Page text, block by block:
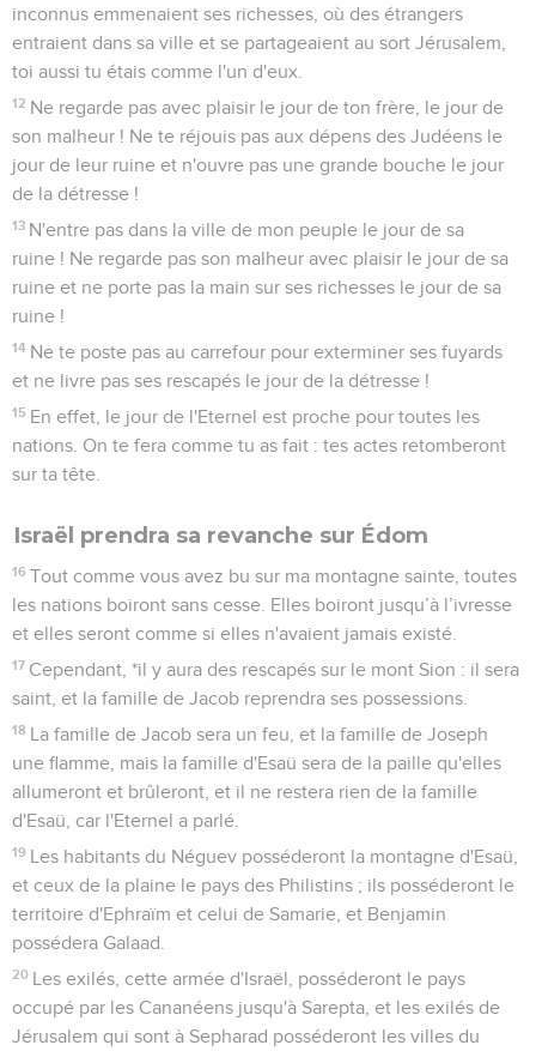
inconnus emmenaient ses richesses, où des étrangers
entraient dans sa ville et se partageaient au sort Jérusalem,
toi aussi tu étais comme l'un d'eux.
12 Ne regarde pas avec plaisir le jour de ton frère, le jour de
son malheur ! Ne te réjouis pas aux dépens des Judéens le
jour de leur ruine et n'ouvre pas une grande bouche le jour
de la détresse !
13 N'entre pas dans la ville de mon peuple le jour de sa
ruine ! Ne regarde pas son malheur avec plaisir le jour de sa
ruine et ne porte pas la main sur ses richesses le jour de sa
ruine !
14 Ne te poste pas au carrefour pour exterminer ses fuyards
et ne livre pas ses rescapés le jour de la détresse !
15 En effet, le jour de l'Eternel est proche pour toutes les
nations. On te fera comme tu as fait : tes actes retomberont
sur ta tête.
Israël prendra sa revanche sur Édom
16 Tout comme vous avez bu sur ma montagne sainte, toutes
les nations boiront sans cesse. Elles boiront jusqu’à l’ivresse
et elles seront comme si elles n'avaient jamais existé.
17 Cependant, *il y aura des rescapés sur le mont Sion : il sera
saint, et la famille de Jacob reprendra ses possessions.
18 La famille de Jacob sera un feu, et la famille de Joseph
une flamme, mais la famille d'Esaü sera de la paille qu'elles
allumeront et brûleront, et il ne restera rien de la famille
d'Esaü, car l'Eternel a parlé.
19 Les habitants du Néguev posséderont la montagne d'Esaü,
et ceux de la plaine le pays des Philistins ; ils posséderont le
territoire d'Ephraïm et celui de Samarie, et Benjamin
possédera Galaad.
20 Les exilés, cette armée d'Israël, posséderont le pays
occupé par les Cananéens jusqu'à Sarepta, et les exilés de
Jérusalem qui sont à Sepharad posséderont les villes du